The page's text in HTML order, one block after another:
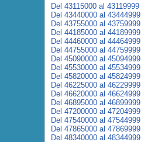
Del 43115000 al 43119999
Del 43440000 al 43444999
Del 43755000 al 43759999
Del 44185000 al 44189999
Del 44460000 al 44464999
Del 44755000 al 44759999
Del 45090000 al 45094999
Del 45530000 al 45534999
Del 45820000 al 45824999
Del 46225000 al 46229999
Del 46620000 al 46624999
Del 46895000 al 46899999
Del 47200000 al 47204999
Del 47540000 al 47544999
Del 47865000 al 47869999
Del 48340000 al 48344999